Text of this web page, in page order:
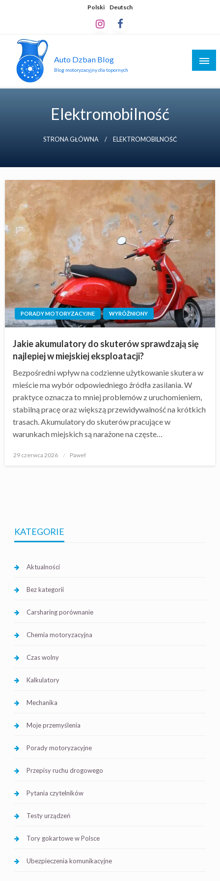
Polski Deutsch
Auto Dzban Blog
Blog motoryzacyjny dla topornych
Elektromobilność
STRONA GŁÓWNA ELEKTROMOBILNOŚĆ
PORADY MOTORYZACYJNE WYRÓŻNIONY
Jakie akumulatory do skuterów sprawdzają się
najlepiej w miejskiej eksploatacji?
Bezpośredni wpływ na codzienne użytkowanie skutera w
mieście ma wybór odpowiedniego źródła zasilania. W
praktyce oznacza to mniej problemów z uruchomieniem,
stabilną pracę oraz większą przewidywalność na krótkich
trasach. Akumulatory do skuterów pracujące w
warunkach miejskich są narażone na częste…
Opublikowane
29 czerwca 2026 Paweł
KATEGORIE
Aktualności
Bez kategorii
Carsharing porównanie
Chemia motoryzacyjna
Czas wolny
Kalkulatory
Mechanika
Moje przemyślenia
Porady motoryzacyjne
Przepisy ruchu drogowego
Pytania czytelników
Testy urządzeń
Tory gokartowe w Polsce
Ubezpieczenia komunikacyjne